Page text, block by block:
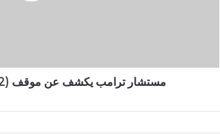
مستشار ترامب يكشف عن موقف (22) دولة بشأن السودان